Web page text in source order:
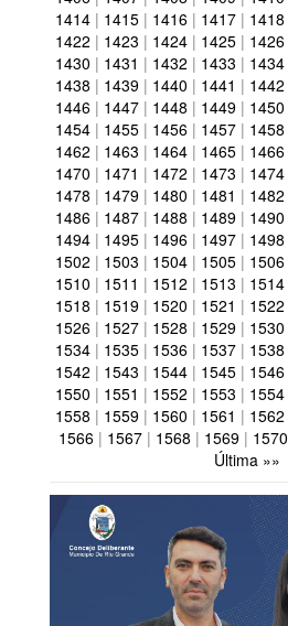
1414 | 1415 | 1416 | 1417 | 1418
1422 | 1423 | 1424 | 1425 | 1426
1430 | 1431 | 1432 | 1433 | 1434
1438 | 1439 | 1440 | 1441 | 1442
1446 | 1447 | 1448 | 1449 | 1450
1454 | 1455 | 1456 | 1457 | 1458
1462 | 1463 | 1464 | 1465 | 1466
1470 | 1471 | 1472 | 1473 | 1474
1478 | 1479 | 1480 | 1481 | 1482
1486 | 1487 | 1488 | 1489 | 1490
1494 | 1495 | 1496 | 1497 | 1498
1502 | 1503 | 1504 | 1505 | 1506
1510 | 1511 | 1512 | 1513 | 1514
1518 | 1519 | 1520 | 1521 | 1522
1526 | 1527 | 1528 | 1529 | 1530
1534 | 1535 | 1536 | 1537 | 1538
1542 | 1543 | 1544 | 1545 | 1546
1550 | 1551 | 1552 | 1553 | 1554
1558 | 1559 | 1560 | 1561 | 1562
1566| 1567| 1568 | 1569| 1570
Última »»